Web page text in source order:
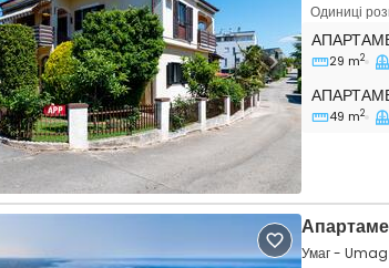
Next
Одиниці
29 m2
49 m2
Умаг - Umag